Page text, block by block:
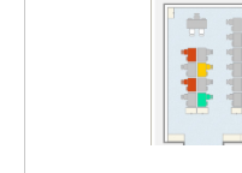
※利用ユーザを追加する場合は
プション）」を選択してくださ
※フロア画面を追加する場合は
ン）」を選択してください。